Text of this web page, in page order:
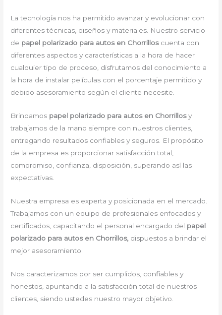
La tecnología nos ha permitido avanzar y evolucionar con
diferentes técnicas, diseños y materiales. Nuestro servicio
de papel polarizado para autos en Chorrilloscuenta con
diferentes aspectos y características a la hora de hacer
cualquier tipo de proceso, disfrutamos del conocimiento a
la hora de instalar películas con el porcentaje permitido y
debido asesoramiento según el cliente necesite.
Brindamos papel polarizado para autos en Chorrillosy
trabajamos de la mano siempre con nuestros clientes,
entregando resultados confiables y seguros. El propósito
de la empresa es proporcionar satisfacción total,
compromiso, confianza, disposición, superando así las
expectativas.
Nuestra empresa es experta y posicionada en el mercado.
Trabajamos con un equipo de profesionales enfocados y
certificados, capacitando el personal encargado del papel
polarizado para autos en Chorrillos, dispuestos a brindar el
mejor asesoramiento.
Nos caracterizamos por ser cumplidos, confiables y
honestos, apuntando a la satisfacción total de nuestros
clientes, siendo ustedes nuestro mayor objetivo.